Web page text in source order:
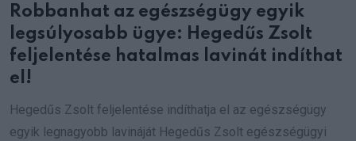
Robbanhat az egészségügy egyik
legsúlyosabb ügye: Hegedűs Zsolt
feljelentése hatalmas lavinát indíthat
el!
Hegedűs Zsolt feljelentése indíthatja el az egészségügy
egyik legnagyobb lavináját Hegedűs Zsolt egészségügyi